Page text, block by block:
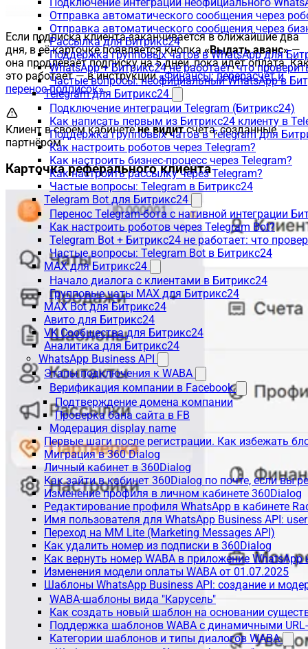
Отправка автоматического сообщения через
Отправка автоматического сообщения через
Рассылка для Битрикс24
Поддержка групповых чатов в WhatsApp для
WhatsApp + Битрикс24 не работает: что
Частые вопросы: неофициальный WhatsApp в
Telegram для Битрикс24
Подключение интеграции Telegram (Битрикс24)
Как написать первым из Битрикс24 клиенту в
Поддержка групповых чатов в Telegram для
Как настроить роботов через Telegram?
Как настроить бизнес-процесс через Telegram?
Как настроить рассылку через Telegram?
Частые вопросы: Telegram в Битрикс24
Telegram Bot для Битрикс24
Перенос Telegram-бота с нативной интеграции
Как настроить роботов через Telegram Bot?
Telegram Bot + Битрикс24 не работает: что
Частые вопросы: Telegram Bot в Битрикс24
MAX для Битрикс24
Начало диалога с клиентами в Битрикс24
Групповые чаты MAX для Битрикс24
MAX Bot для Битрикс24
Авито для Битрикс24
VK Сообщества для Битрикс24
Аналитика для Битрикс24
WhatsApp Business API
Этапы подключения к WABA
Верификация компании в Facebook
Подтверждение домена компании
Проверка бана сайта в FB
Модерация display name
Первые шаги после регистрации. Как избежать
Миграция в 360 Dialog
Личный кабинет в 360Dialog
Как зайти в кабинет 360Dialog по почте, если вы
Изменение профиля в личном кабинете 360Dialog
Редактирование профиля WhatsApp в кабинете
Имя пользователя для WhatsApp Business API:
Переход на MM Lite (Marketing Messages API)
Как удалить номер из подписки в 360Dialog
Как вернуть номер WABA в приложение WhatsApp
Изменения модели оплаты WABA от 01.07.2025
Шаблоны WhatsApp Business API: создание и
WABA-шаблоны вида "Карусель"
Как создать новый шаблон на основании
Поддержка шаблонов WABA с динамичными
Категории шаблонов и типы диалогов WABA
Если подписка клиента заканчивается в ближайшие два
дня, в её карточке появляется кнопка«Выдать аванс»—
она продлевает подписку на 5 дней, пока идёт оплата.
это работает — в инструкции«Финансы: перерасчёт и
перенос подписок».
Клиент в своём кабинетене видитсчета, созданные
партнёром.
Карточка реферального клиента